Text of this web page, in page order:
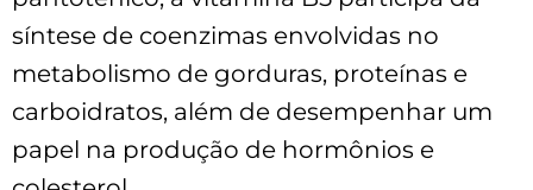
síntese de coenzimas envolvidas no
metabolismo de gorduras, proteínas e
carboidratos, além de desempenhar um
papel na produção de hormônios e